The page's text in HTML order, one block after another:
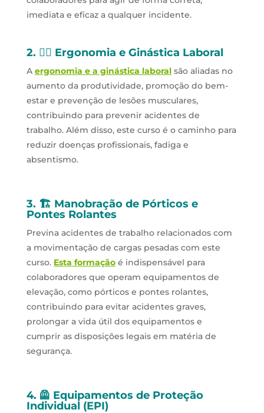
imediata e eficaz a qualquer incidente.
2. 🧘‍♂️ Ergonomia e Ginástica Laboral
A ergonomia e a ginástica laboralsão aliadas no
aumento da produtividade, promoção do bem-
estar e prevenção de lesões musculares,
contribuindo para prevenir acidentes de
trabalho. Além disso, este curso é o caminho para
reduzir doenças profissionais, fadiga e
absentismo.
3. 🏗️ Manobração de Pórticos e
Pontes Rolantes
Previna acidentes de trabalho relacionados com
a movimentação de cargas pesadas com este
curso. Esta formaçãoé indispensável para
colaboradores que operam equipamentos de
elevação, como pórticos e pontes rolantes,
contribuindo para evitar acidentes graves,
prolongar a vida útil dos equipamentos e
cumprir as disposições legais em matéria de
segurança.
4. 🦺 Equipamentos de Proteção
Individual (EPI)